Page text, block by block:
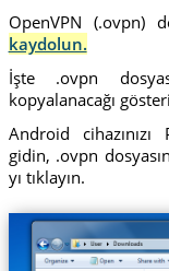
OpenVPN (.ovpn)
kaydolun.
İşte .ovpn
kopyalanacağı
Android
gidin, .ovpn
yı tıklayın.